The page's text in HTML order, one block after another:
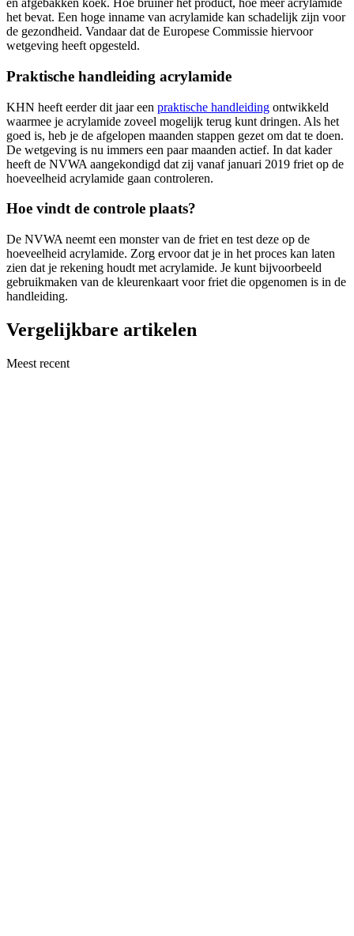
en afgebakken koek. Hoe bruiner het product, hoe meer acrylamide
het bevat. Een hoge inname van acrylamide kan schadelijk zijn voor
de gezondheid. Vandaar dat de Europese Commissie hiervoor
wetgeving heeft opgesteld.
Praktische handleiding acrylamide
KHN heeft eerder dit jaar een praktische handleiding ontwikkeld
waarmee je acrylamide zoveel mogelijk terug kunt dringen. Als het
goed is, heb je de afgelopen maanden stappen gezet om dat te doen.
De wetgeving is nu immers een paar maanden actief. In dat kader
heeft de NVWA aangekondigd dat zij vanaf januari 2019 friet op de
hoeveelheid acrylamide gaan controleren.
Hoe vindt de controle plaats?
De NVWA neemt een monster van de friet en test deze op de
hoeveelheid acrylamide. Zorg ervoor dat je in het proces kan laten
zien dat je rekening houdt met acrylamide. Je kunt bijvoorbeeld
gebruikmaken van de kleurenkaart voor friet die opgenomen is in de
handleiding.
Vergelijkbare artikelen
Meest recent